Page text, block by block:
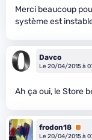
Merci beaucoup
système est
Davco
Le 20/04/2015 à
Ah ça oui, le Store
frodon18
Le 20/04/2015 à